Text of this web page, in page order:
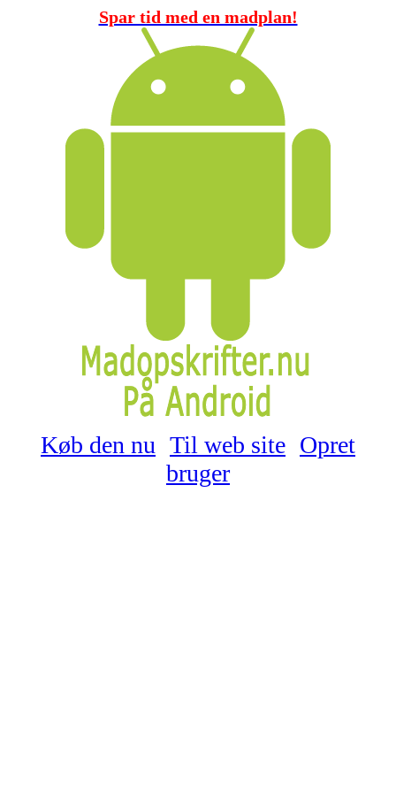
Spar tid med en madplan!
Køb den nu Til web site Opret
bruger